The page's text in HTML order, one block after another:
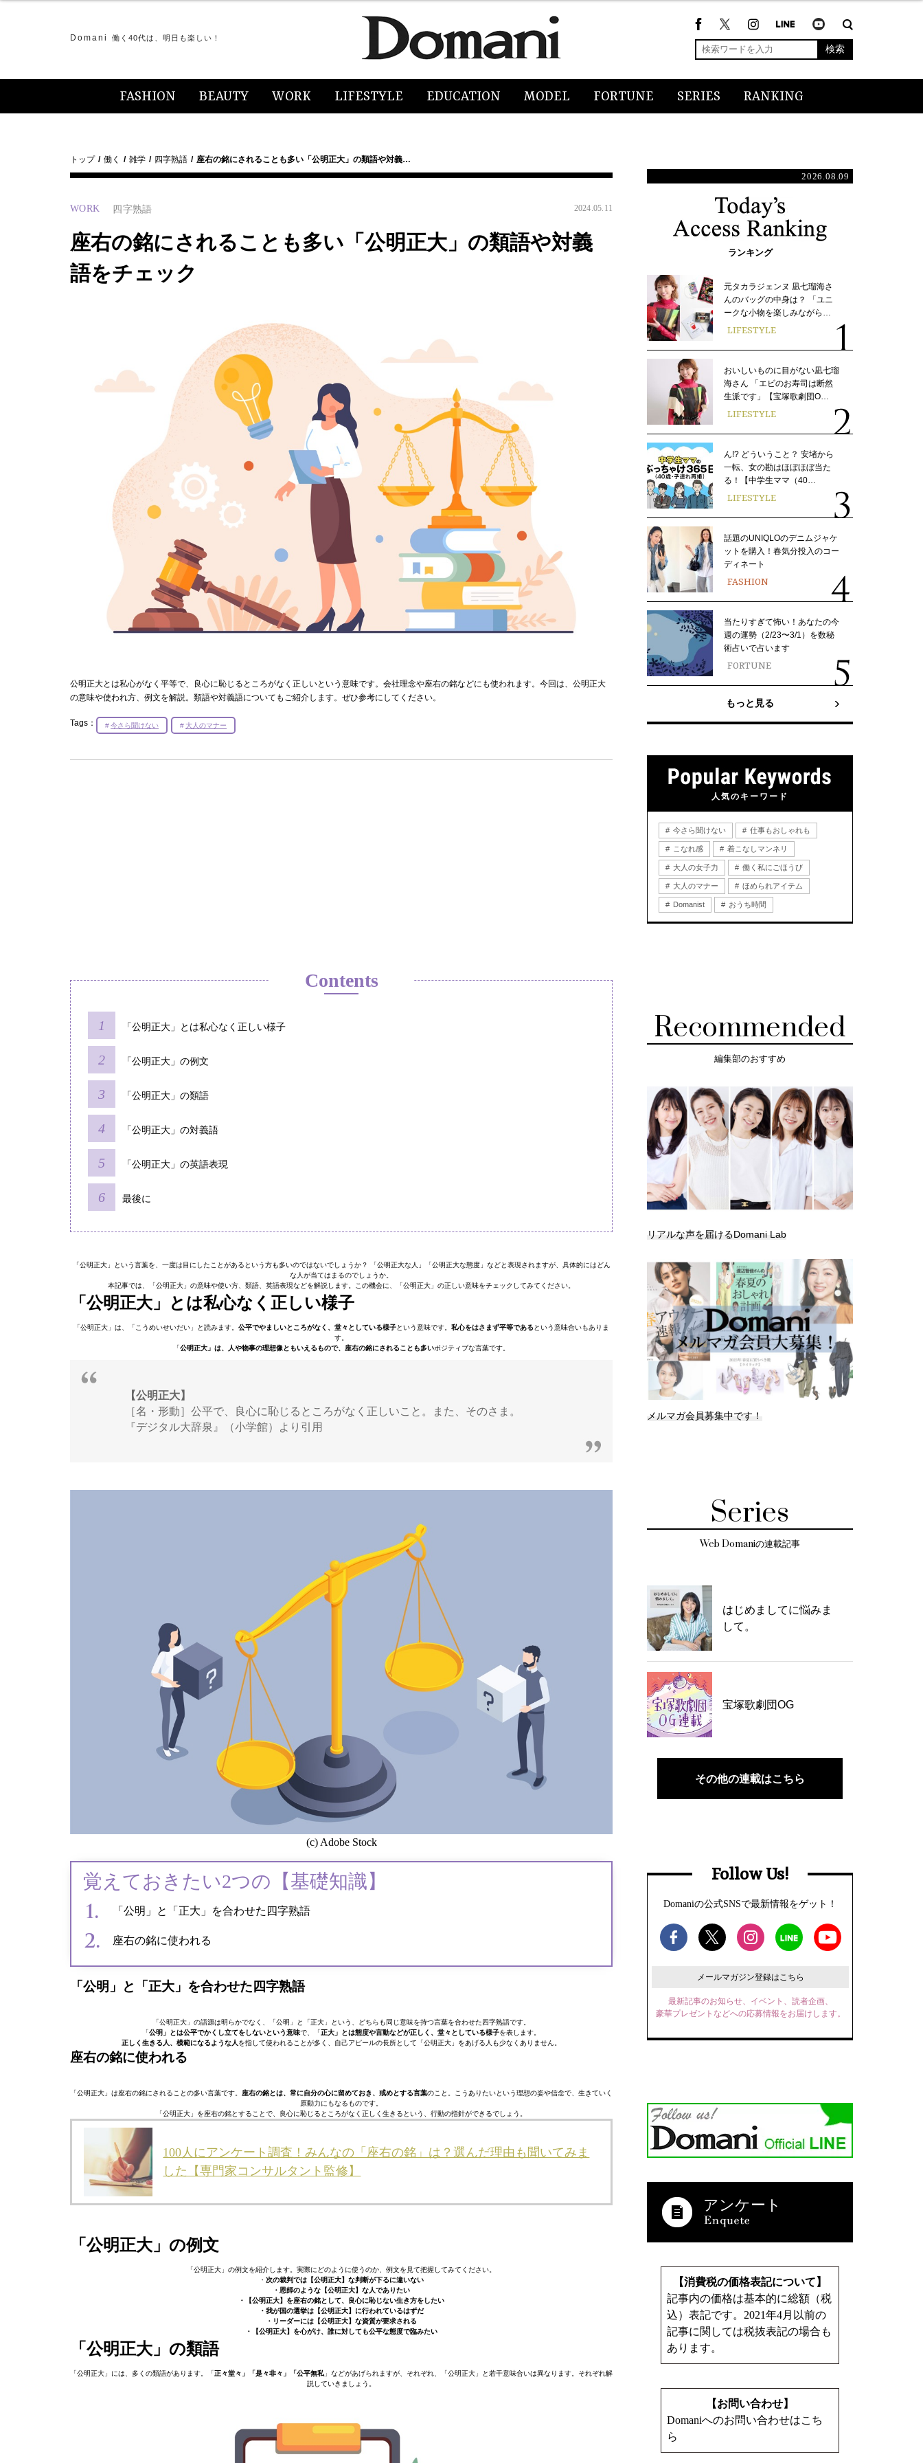
Domani 働く40代は、明日も楽しい！
検索
FASHION BEAUTY WORK LIFESTYLE EDUCATION MODEL FORTUNE SERIES RANKING
トップ 働く 雑学 四字熟語 座右の銘にされることも多い「公明正大」の類語や対義…
WORK 四字熟語 2024.05.11
座右の銘にされることも多い「公明正大」の類語や対義
語をチェック
公明正大とは私心がなく平等で、良心に恥じるところがなく正しいという意味です。会社理念や座右の銘などにも使われます。今回は、公明正大
の意味や使われ方、例文を解説。類語や対義語についてもご紹介します。ぜひ参考にしてください。
Tags： 今さら聞けない 大人のマナー
Contents
「公明正大」とは私心なく正しい様子
「公明正大」の例文
「公明正大」の類語
「公明正大」の対義語
「公明正大」の英語表現
最後に
「公明正大」という言葉を、一度は目にしたことがあるという方も多いのではないでしょうか？ 「公明正大な人」「公明正大な態度」などと表現されますが、具体的にはどん
な人が当てはまるのでしょうか。
本記事では、「公明正大」の意味や使い方、類語、英語表現などを解説します。この機会に、「公明正大」の正しい意味をチェックしてみてください。
「公明正大」とは私心なく正しい様子
「公明正大」は、「こうめいせいだい」と読みます。 公平でやましいところがなく、堂々としている様子という意味です。 私心をはさまず平等であるという意味合いもありま
す。
「公明正大」は、人や物事の理想像ともいえるもので、座右の銘にされることも多いポジティブな言葉です。
【公明正大】
［名・形動］公平で、良心に恥じるところがなく正しいこと。また、そのさま。
『デジタル大辞泉』（小学館）より引用
(c) Adobe Stock
覚えておきたい2つの【基礎知識】
「公明」と「正大」を合わせた四字熟語
座右の銘に使われる
「公明」と「正大」を合わせた四字熟語
「公明正大」の語源は明らかでなく、「公明」と「正大」という、どちらも同じ意味を持つ言葉を合わせた四字熟語です。
「公明」とは公平でかくし立てをしないという意味で、「正大」とは態度や言動などが正しく、堂々としている様子を表します。
正しく生きる人、模範になるような人 を指して使われることが多く、自己アピールの長所として「公明正大」をあげる人も少なくありません。
座右の銘に使われる
「公明正大」は座右の銘にされることの多い言葉です。 座右の銘とは、常に自分の心に留めておき、戒めとする言葉のこと。こうありたいという理想の姿や信念で、生きていく
原動力にもなるものです。
「公明正大」を座右の銘とすることで、良心に恥じるところがなく正しく生きるという、行動の指針ができるでしょう。
100人にアンケート調査！みんなの「座右の銘」は？選んだ理由も聞いてみま
した【専門家コンサルタント監修】
「公明正大」の例文
「公明正大」の例文を紹介します。実際にどのように使うのか、例文を見て把握してみてください。
・ 次の裁判では【公明正大】な判断が下るに違いない
・恩師のような【公明正大】な人でありたい
・【公明正大】を座右の銘として、良心に恥じない生き方をしたい
・我が国の選挙は【公明正大】に行われているはずだ
・リーダーには【公明正大】な資質が要求される
・【公明正大】を心がけ、誰に対しても公平な態度で臨みたい
「公明正大」の類語
「公明正大」には、多くの類語があります。「正々堂々」「是々非々」「公平無私 」などがあげられますが、それぞれ、「公明正大」と若干意味合いは異なります。それぞれ解
説していきましょう。
2026.08.09
ランキング
元タカラジェンヌ 凪七瑠海さ
んのバッグの中身は？ 「ユニ
ークな小物を楽しみながら…
LIFESTYLE
おいしいものに目がない凪七瑠
海さん 「エビのお寿司は断然
生派です」【宝塚歌劇団O…
LIFESTYLE
ん!? どういうこと？ 安堵から
一転、女の勘はほぼほぼ当た
る！【中学生ママ（40…
LIFESTYLE
話題のUNIQLOのデニムジャケ
ットを購入！春気分投入のコー
ディネート
FASHION
当たりすぎて怖い！あなたの今
週の運勢（2/23〜3/1）を数秘
術占いで占います
FORTUNE
もっと見る
人気のキーワード
今さら聞けない 仕事もおしゃれも
こなれ感 着こなしマンネリ
大人の女子力 働く私にごほうび
大人のマナー ほめられアイテム
Domanist おうち時間
Recommended
編集部のおすすめ
リアルな声を届けるDomani Lab
メルマガ会員募集中です！
Series
Web Domaniの連載記事
はじめましてに悩みま
して。
宝塚歌劇団OG
その他の連載はこちら
Follow Us!
Domaniの公式SNSで最新情報をゲット！
メールマガジン登録はこちら
最新記事のお知らせ、イベント、読者企画、
豪華プレゼントなどへの応募情報をお届けします。
アンケート
【消費税の価格表記について】
記事内の価格は基本的に総額（税
込）表記です。2021年4月以前の
記事に関しては税抜表記の場合も
あります。
【お問い合わせ】
Domaniへのお問い合わせはこち
ら